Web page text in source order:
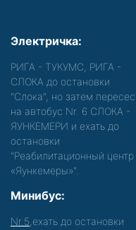
Электричка:
РИГА - ТУКУМС, РИГА -
СЛОКА до остановки
"Слока", но затем
на автобус Nr. 6 СЛОКА -
ЯУНКЕМЕРИ и ехать до
остановки
"Реабилитационный центр
«Яункемеры»".
Минибус:
Nr.5 ,ехать до остановки